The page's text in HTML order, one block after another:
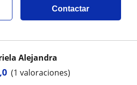
Contactar
Alejandra
(1 valoraciones)